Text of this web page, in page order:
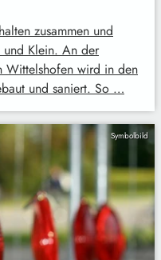
zusammen und
Klein. An der
Wittelshofen wird in den
und saniert. So …
Symbolbild